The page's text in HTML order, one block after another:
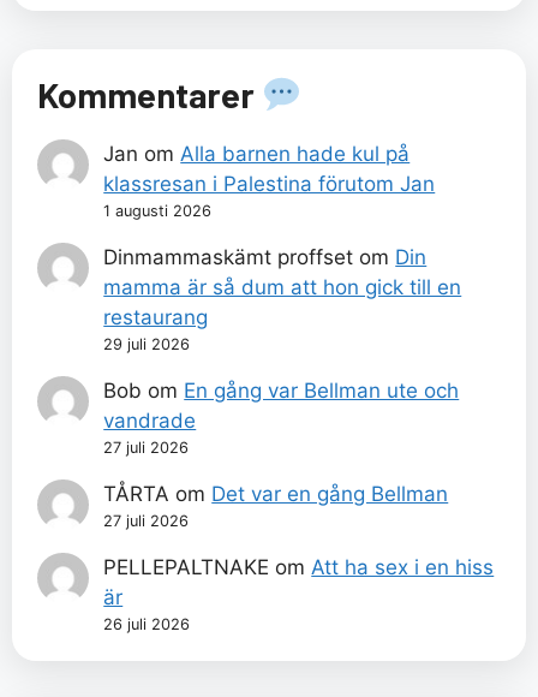
Kommentarer
Jan om Alla barnen hade kul på
klassresan i Palestina förutom Jan
1 augusti 2026
Dinmammaskämt proffset om Din
mamma är så dum att hon gick till en
restaurang
29 juli 2026
Bob om En gång var Bellman ute och
vandrade
27 juli 2026
TÅRTA om Det var en gång Bellman
27 juli 2026
PELLEPALTNAKE om Att ha sex i en hiss
är
26 juli 2026